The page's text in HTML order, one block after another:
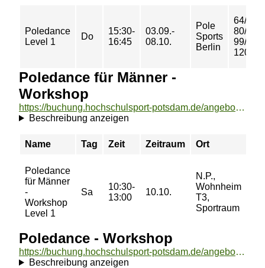
Poledance
Level 1
Do
15:30-
16:45
03.09.-
08.10.
Pole
Sports
Berlin
64/
80/
99/
120 €
Poledance für Männer -
Workshop
https://buchung.hochschulsport-potsdam.de/angebote/aktueller_zeitraum/_Poledance_fuer_Maenner_-_Workshop.html
Beschreibung anzeigen
Name Tag Zeit Zeitraum Ort
Poledance
für Männer
-
Workshop
Level 1
Sa
10:30-
13:00
10.10.
N.P.,
Wohnheim
T3,
Sportraum
Poledance - Workshop
https://buchung.hochschulsport-potsdam.de/angebote/aktueller_zeitraum/_Poledance_-_Workshop.html
Beschreibung anzeigen